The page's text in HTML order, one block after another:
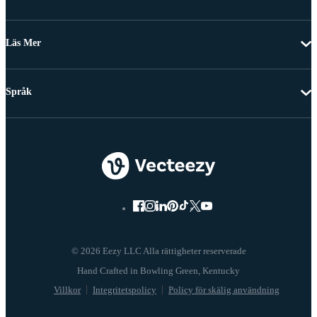
Läs Mer
© 2026 Eezy LLC Alla rättigheter reserverade
Villkor Integritetspolicy Policy för skälig användning
Språk